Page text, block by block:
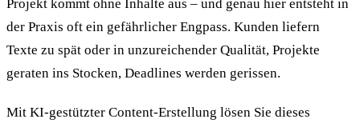
Projekt kommt ohne Inhalte aus – und genau hier entsteht in
der Praxis oft ein gefährlicher Engpass. Kunden liefern
Texte zu spät oder in unzureichender Qualität, Projekte
geraten ins Stocken, Deadlines werden gerissen.
Mit KI-gestützter Content-Erstellung lösen Sie dieses